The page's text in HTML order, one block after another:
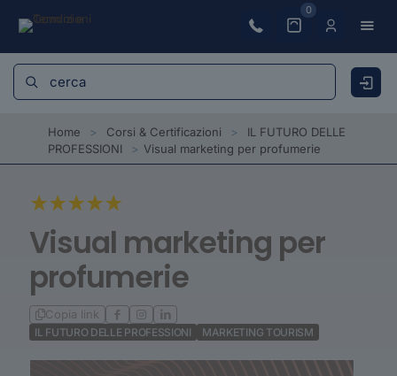
0
Home > Corsi & Certificazioni >
IL FUTURO DELLE
PROFESSIONI
> Visual marketing per profumerie
Visual marketing per
profumerie
Copia link
IL FUTURO DELLE PROFESSIONI MARKETING TOURISM